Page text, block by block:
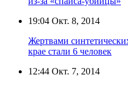
19:04 Окт. 8, 2014
Жертвами
крае стали 6 человек
12:44 Окт. 7, 2014